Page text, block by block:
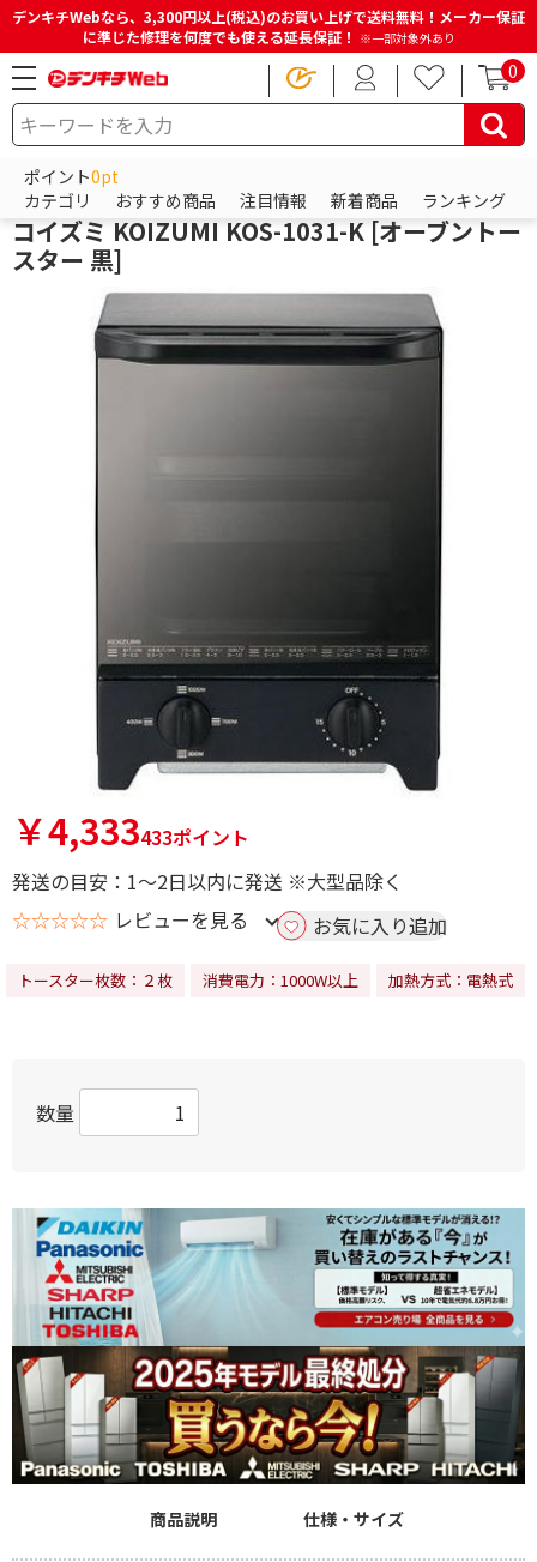
デンキチWebなら、3,300円以上(税込)のお買い上げで送料無料！メーカー保証
に準じた修理を何度でも使える延長保証！ ※一部対象外あり
0
ポイント0pt
カテゴリ
おすすめ商品 注目情報 新着商品 ランキング
HOME 商品一覧ページ キッチン・調理家電 トースター
小泉成器
コイズミ KOIZUMI KOS-1031-K [オーブントー
スター 黒]
￥4,333433ポイント
発送の目安：1～2日以内に発送 ※大型品除く
☆☆☆☆☆ レビューを見る お気に入り追加
トースター枚数：２枚 消費電力：1000W以上 加熱方式：電熱式
数量
商品説明 仕様・サイズ